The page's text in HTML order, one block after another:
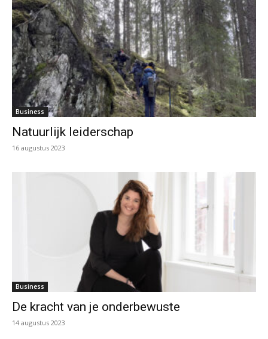
Business
Natuurlijk leiderschap
16 augustus 2023
Business
De kracht van je onderbewuste
14 augustus 2023